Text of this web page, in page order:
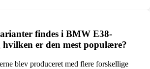
findes i BMW E38-
hvilken er den mest populære?
blev produceret med flere forskellige